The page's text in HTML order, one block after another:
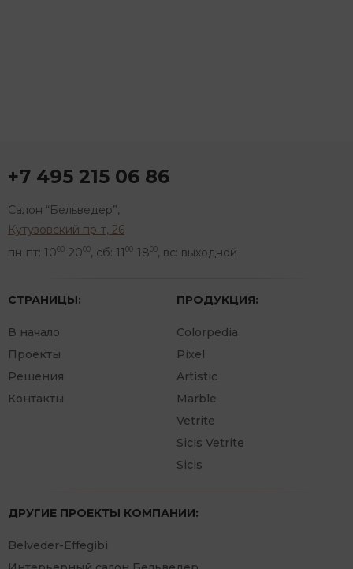
+7 495 215 06 86
Салон “Бельведер”,
Кутузовский пр-т, 26
пн-пт: 1000-2000, сб: 11 00-1800, вс: выходной
СТРАНИЦЫ:
В начало
Проекты
Решения
Контакты
ПРОДУКЦИЯ:
Colorpedia
Pixel
Artistic
Marble
Vetrite
Sicis Vetrite
Sicis
ДРУГИЕ ПРОЕКТЫ КОМПАНИИ:
Belveder-Effegibi